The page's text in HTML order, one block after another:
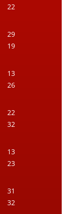
22
29
19
13
26
22
32
13
23
31
32